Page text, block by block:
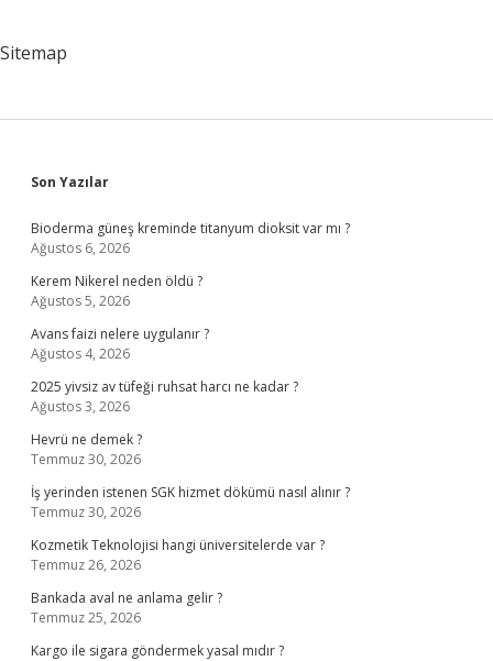
Sitemap
Sidebar
Son Yazılar
Bioderma güneş kreminde titanyum dioksit var mı ?
Ağustos 6, 2026
Kerem Nikerel neden öldü ?
Ağustos 5, 2026
Avans faizi nelere uygulanır ?
Ağustos 4, 2026
2025 yivsiz av tüfeği ruhsat harcı ne kadar ?
Ağustos 3, 2026
Hevrü ne demek ?
Temmuz 30, 2026
İş yerinden istenen SGK hizmet dökümü nasıl alınır ?
Temmuz 30, 2026
Kozmetik Teknolojisi hangi üniversitelerde var ?
Temmuz 26, 2026
Bankada aval ne anlama gelir ?
Temmuz 25, 2026
Kargo ile sigara göndermek yasal mıdır ?